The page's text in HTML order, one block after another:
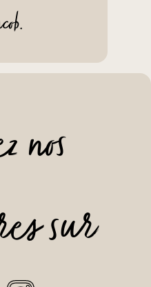
.
nos
sur